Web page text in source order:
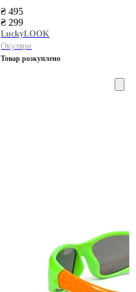
₴ 495
₴ 299
LuckyLOOK
Окуляри
Товар розкуплено